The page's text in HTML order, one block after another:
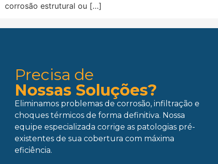
corrosão estrutural ou […]
Precisa de
Nossas Soluções?
Eliminamos problemas de corrosão, infiltração e
choques térmicos de forma definitiva. Nossa
equipe especializada corrige as patologias pré-
existentes de sua cobertura com máxima
eficiência.